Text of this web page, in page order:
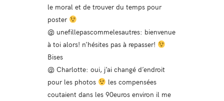
le moral et de trouver du temps pour
poster
@ unefillepascommelesautres: bienvenue
à toi alors! n’hésites pas à repasser!
Bises
@ Charlotte: oui, j’ai changé d’endroit
pour les photos
les compensées
coutaient dans les 90euros environ il me